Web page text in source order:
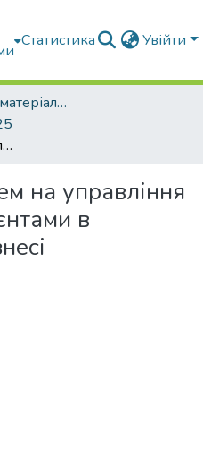
Статистика Увійти
Конференції та матеріали конференцій
Вплив CRM-систем на управління взаємодією з клієнтами в ресторанному бізнесі
на управління
в